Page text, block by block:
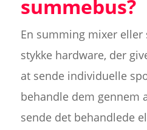
summebus?
En summing mixer
stykke hardware, der
at sende individuelle
behandle dem gennem
sende det behandlede